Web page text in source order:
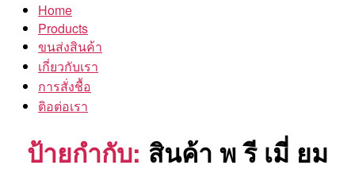
Home
Products
ขนส่งสินค้า
เกี่ยวกับเรา
การสั่งชื้อ
ติอต่อเรา
ป้ายกำกับ: สินค้า พ รี เมี่ ยม